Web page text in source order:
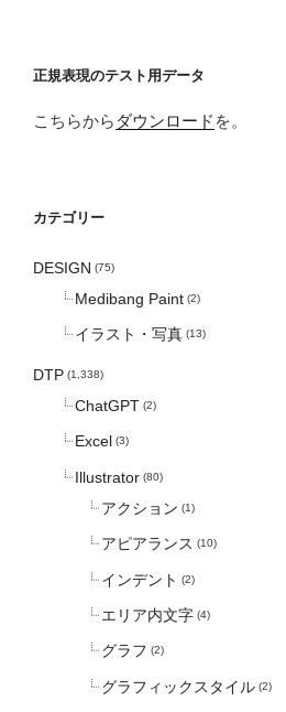
正規表現のテスト用データ
こちらから ダウンロード を。
カテゴリー
DESIGN (75)
Medibang Paint (2)
イラスト・写真 (13)
DTP (1,338)
ChatGPT (2)
Excel (3)
Illustrator (80)
アクション (1)
アピアランス (10)
インデント (2)
エリア内文字 (4)
グラフ (2)
グラフィックスタイル (2)